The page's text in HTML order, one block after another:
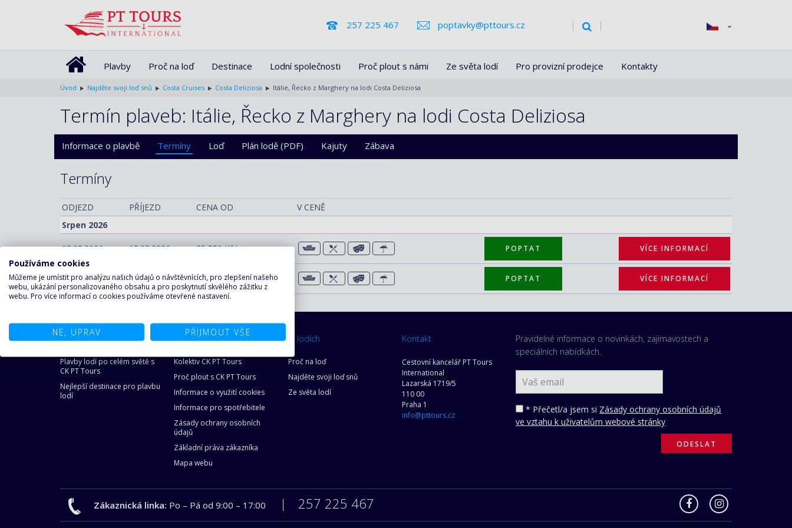
257 225 467 poptavky@pttours.cz
Plavby Proč na loď Destinace Lodní společnosti Proč plout s námi Ze světa lodí Pro provizní prodejce Kontakty
Úvod Najděte svoji loď snů Costa Cruises Costa Deliziosa Itálie, Řecko z Marghery na lodi Costa Deliziosa
Termín plaveb: Itálie, Řecko z Marghery na lodi Costa Deliziosa
Informace o plavbě Termíny Loď Plán lodě (PDF) Kajuty Zábava
Termíny
ODJEZD PŘÍJEZD CENA OD
V CENĚ
Srpen 2026
08.08.2026 15.08.2026 35 550 Kč/os.(1 469 €) POPTAT VÍCE INFORMACÍ
29.08.2026 05.09.2026 32 160 Kč/os.(1 329 €) POPTAT VÍCE INFORMACÍ
O plavbách
Plavby lodí po celém světě s
CK PT Tours
Nejlepší destinace pro plavbu
lodí
O nás
Kolektiv CK PT Tours
Proč plout s CK PT Tours
Informace o využití cookies
Informace pro spotřebitele
Zásady ochrany osobních
údajů
Základní práva zákazníka
Mapa webu
O lodích
Proč na loď
Najděte svoji loď snů
Ze světa lodí
Kontakt
Cestovní kancelář PT Tours
International
Lazarská 1719/5
110 00
Praha 1
info@pttours.cz
Pravidelné informace o novinkách, zajímavostech a
speciálních nabídkách.
* Přečetl/a jsem si Zásady ochrany osobních údajů
ve vztahu k uživatelům webové stránky
Zákaznická linka: Po – Pá od 9:00 – 17:00 257 225 467
Používáme cookies
Můžeme je umístit pro analýzu našich údajů o návštěvnících, pro zlepšení našeho
webu, ukázání personalizovaného obsahu a pro poskytnutí skvělého zážitku z
webu. Pro více informací o cookies používáme otevřené nastavení.
NE, UPRAV PŘIJMOUT VŠE